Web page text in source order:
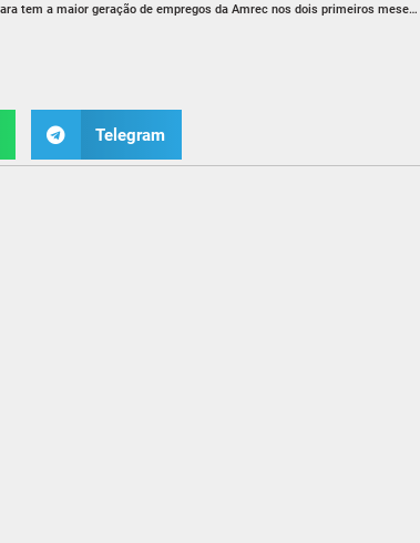
Içara tem a maior geração de empregos da Amrec nos dois primeiros meses do ano
Telegram